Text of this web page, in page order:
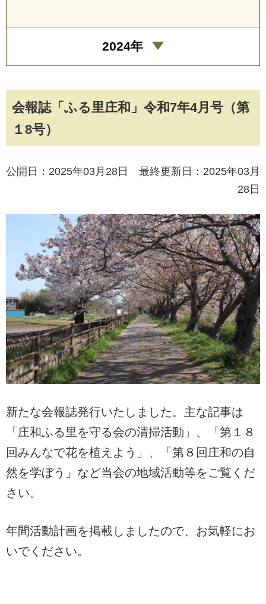
会報誌「ふる里庄和」令和7年4月号（第
１8号）
公開日：2025年03月28日 最終更新日：2025年03月
28日
新たな会報誌発行いたしました。主な記事は
「庄和ふる里を守る会の清掃活動」、「第１８
回みんなで花を植えよう」、「第８回庄和の自
然を学ぼう」など当会の地域活動等をご覧くだ
さい。
年間活動計画を掲載しましたので、お気軽にお
いでください。
2024年